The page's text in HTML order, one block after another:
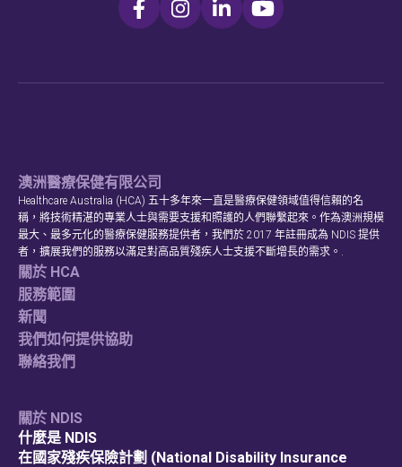
澳洲醫療保健有限公司
Healthcare Australia (HCA) 五十多年來一直是醫療保健領域值得信賴的名
稱，將技術精湛的專業人士與需要支援和照護的人們聯繫起來。作為澳洲規模
最大、最多元化的醫療保健服務提供者，我們於 2017 年註冊成為 NDIS 提供
者，擴展我們的服務以滿足對高品質殘疾人士支援不斷增長的需求。.
關於 HCA
服務範圍
新聞
我們如何提供協助
聯絡我們
關於 NDIS
什麼是 NDIS
在國家殘疾保險計劃 (National Disability Insurance